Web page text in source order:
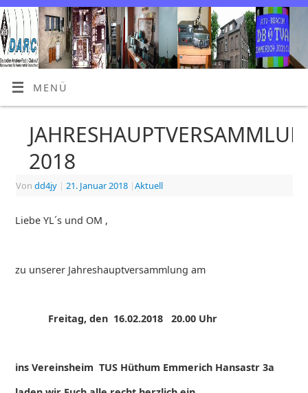
MENÜ
2018
Von dd4jy | 21. Januar 2018 |Aktuell
Liebe YL´s und OM ,
zu unserer Jahreshauptversammlung am
Freitag, den 16.02.2018 20.00 Uhr
ins Vereinsheim TUS Hüthum Emmerich Hansastr 3a